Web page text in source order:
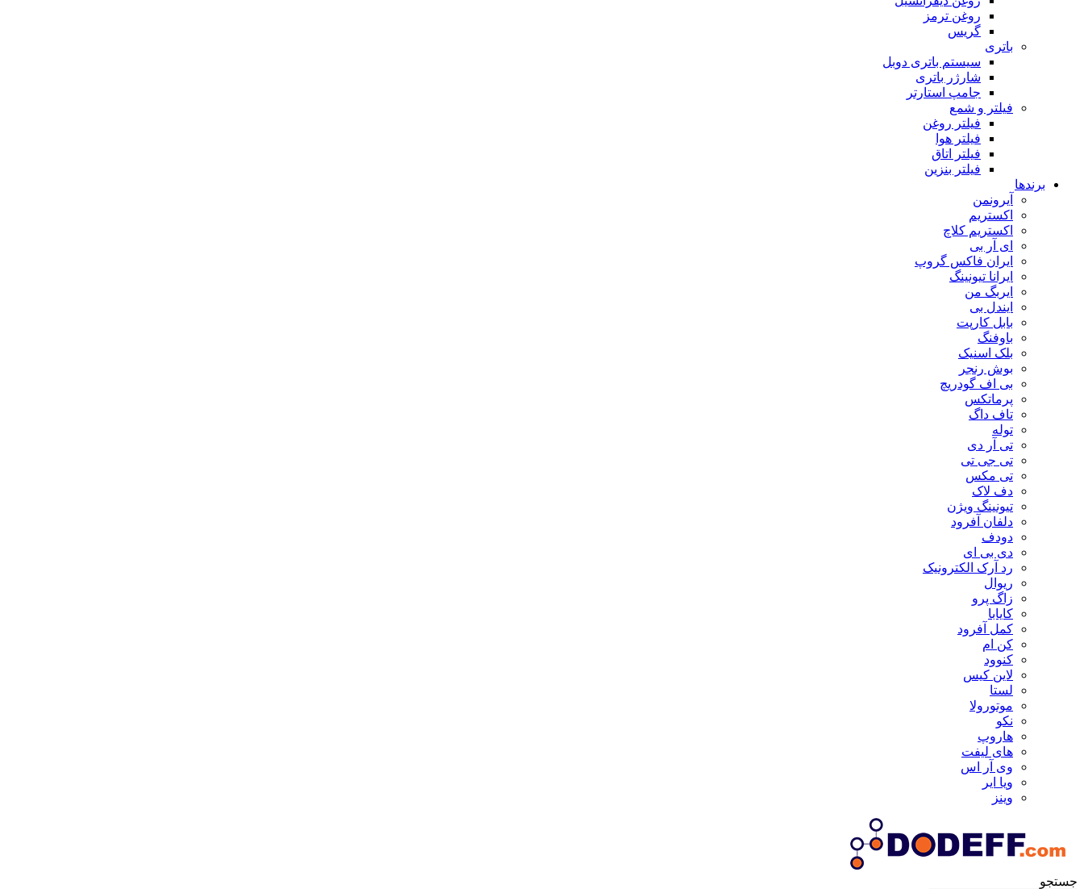
روغن ترمز
گریس
باتری
سیستم باتری دوبل
شارژر باتری
جامپ استارتر
فیلتر و شمع
فیلتر روغن
فیلتر هوا
فیلتر اتاق
فیلتر بنزین
برندها
آیرونمن
اکستریم
اکستریم کلاچ
ای آر بی
ایران فاکس گروپ
ایرانا تیونینگ
ایربگ من
ایندل بی
بابل کارپت
باوفنگ
بلک اسنیک
بوش رنجر
بی اف گودریچ
پرماتکس
تاف داگ
توله
تی آر دی
تی جی تی
تی مکس
دف لاک
تیونینگ ویژن
دلفان آفرود
دودف
دی بی ای
رد آرک الکترونیک
ریوال
زاگ پرو
کایابا
کمل آفرود
کن ام
کنوود
لاین کیس
لستا
موتورولا
نکو
هاروپ
های لیفت
وی آر اس
ویا ایر
وینز
جستجو